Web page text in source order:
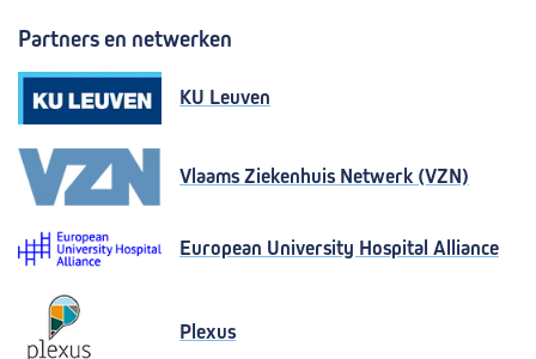
Partners en netwerken
KU Leuven
Vlaams Ziekenhuis Netwerk (VZN)
European University Hospital Alliance
Plexus